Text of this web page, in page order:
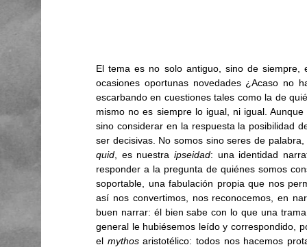
El tema es no solo antiguo, sino de
ocasiones oportunas novedades ¿Acaso no
escarbando en cuestiones tales como la de
mismo no es siempre lo igual, ni igual.
sino considerar en la respuesta la posibilidad
quid , es nuestra ipseidad: una identidad
responder a la pregunta de quiénes somos
soportable, una fabulación propia que nos
así nos convertimos, nos reconocemos, en
buen narrar: él bien sabe con lo que una
general le hubiésemos leído y correspondido,
el mythos aristotélico: todos nos hacemos